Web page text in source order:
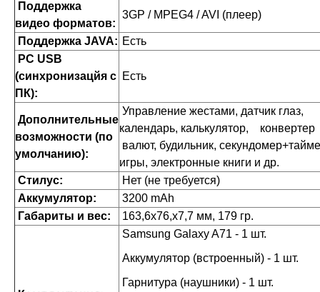
Поддержка
видео форматов:
3GP / MPEG4 / AVI (плеер)
Поддержка JAVA: Есть
PC USB
(синхронизацйя с
ПК):
Есть
Дополнительные
возможности (по
умолчанию):
Управление жестами, датчик глаз,
календарь, калькулятор, конвертер
валют, будильник,
игры, электронные книги и др.
Стилус:
Нет (не требуется)
Аккумулятор:
3200 mAh
Габариты и вес:
163,6х76,х7,7 мм, 179 гр.
Samsung Galaxy A71 - 1 шт.
Аккумулятор (встроенный) - 1 шт.
Гарнитура (наушники) - 1 шт.